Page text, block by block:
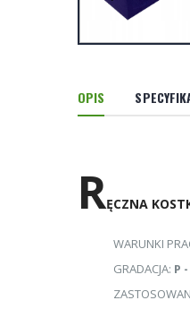
OPIS
RĘCZNA
WARUNKI
GRADACJA: P